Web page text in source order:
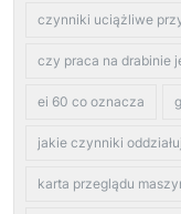
czynniki uciążliwe
czy praca na drabinie
ei 60 co oznacza
jakie czynniki
karta przeglądu